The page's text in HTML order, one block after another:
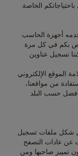
الخاصة.
أجهزة الحاسب
بكم في كل مرة
تسجيل عناوين
على سلامة الموقع الإلكتروني
من مواقعنا،
أفضل حسب البلد
في شكل ملفات تسجيل
عن عادات التصفح
تمييز صاحبها ومن